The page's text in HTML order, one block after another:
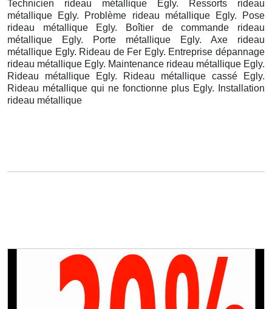
Technicien rideau métallique Egly. Ressorts rideau
métallique Egly. Problème rideau métallique Egly. Pose
rideau métallique Egly. Boîtier de commande rideau
métallique Egly. Porte métallique Egly. Axe rideau
métallique Egly. Rideau de Fer Egly. Entreprise dépannage
rideau métallique Egly. Maintenance rideau métallique Egly.
Rideau métallique Egly. Rideau métallique cassé Egly.
Rideau métallique qui ne fonctionne plus Egly. Installation
rideau métallique